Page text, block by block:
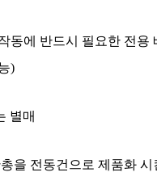
동에 반드시 필요한 전
)
별매
을 전동건으로 제품화 시